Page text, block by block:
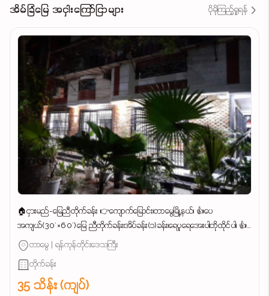
အိမ်ခြံမြေ အငှါးကြော်ငြာများ ပိုမိုကြည့်ရှုရန်
🏠ငှားမည်-မြေညီတိုက်ခန်း 👉ကျောက်မြောင်း၊တာမွေမြို့နယ်၊ 👍ပေ
အကျယ်(30'×60')မြေ ညီတိုက်ခန်း၊အိပ်ခန်း(၁)ခန်း၊ရေပူရေအေးပါ၊ဘိုထိုင်ပါ၊ 👍
မိသားစုနေ၊စားသောက်ဆိုင်၊ကုမ္ပဏီ ရုံးခန်း၊အဆင်ပြေ၊...
တာမွေ | ရန်ကုန်တိုင်းဒေသကြီး
တိုက်ခန်း
35 သိန်း (ကျပ်)